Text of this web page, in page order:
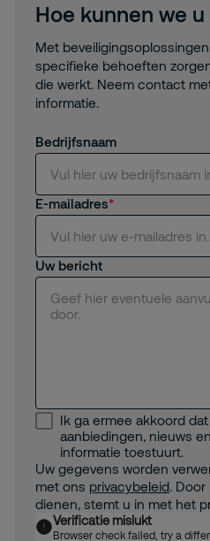
Hoe kunnen we
Met
specifieke behoeften
die werkt. Neem contact
informatie.
Bedrijfsnaam
E-mailadres
Uw bericht
Ik ga ermee akkoord
aanbiedingen, nieuws
informatie toestuurt.
Uw gegevens worden
met ons privacybeleid.
dienen, stemt u in met het
Verificatie mislukt
Browser check failed, try a